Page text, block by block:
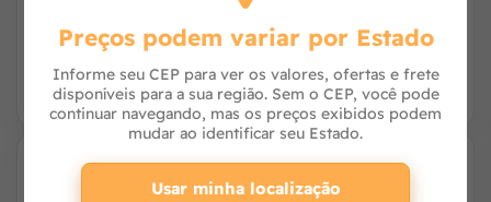
R$ 246,96 à vista no PIX
ou 8x de R$ 32,44 com juros no cartão
Tampa Milkan para Latão de Leite 20 Litros
Preços podem variar por Estado
Informe seu CEP para ver os valores, ofertas e frete
disponíveis para a sua região. Sem o CEP, você pode
continuar navegando, mas os preços exibidos podem
mudar ao identificar seu Estado.
Usar minha localização